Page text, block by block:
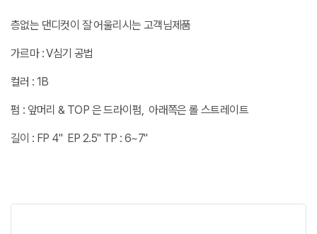
층없는 댄디컷이 잘 어울리시는 고객님제품
가르마 : V심기 공법
컬러 : 1B
펌 : 앞머리 & TOP 은 드라이펌, 아래쪽은 롤 스트레이트
길이 : FP 4" EP 2.5" TP : 6~7"